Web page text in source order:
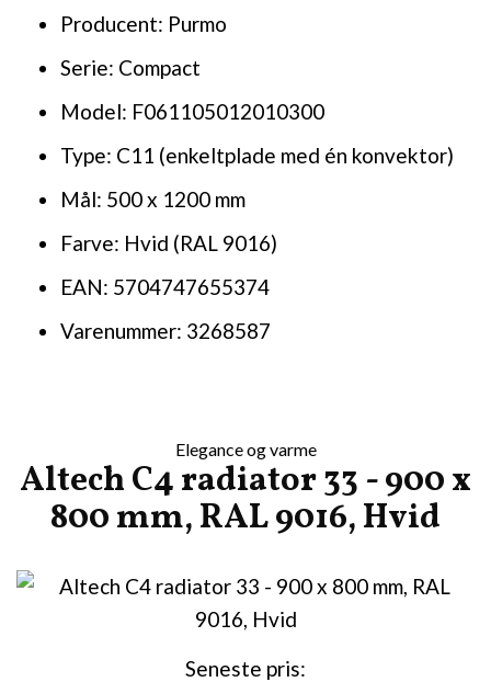
Producent: Purmo
Serie: Compact
Model: F061105012010300
Type: C11 (enkeltplade med én konvektor)
Mål: 500 x 1200 mm
Farve: Hvid (RAL 9016)
EAN: 5704747655374
Varenummer: 3268587
Elegance og varme
Altech C4 radiator 33 - 900 x
800 mm, RAL 9016, Hvid
Seneste pris: